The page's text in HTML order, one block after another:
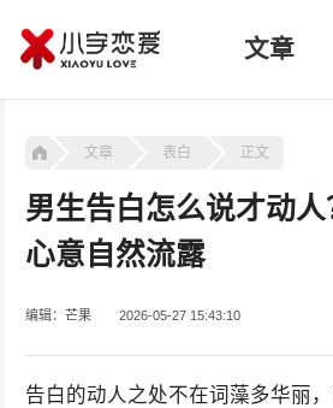
文章
文章 表白 正文
男生告白怎么说才动
心意自然流露
编辑：芒果 2026-05-27 15:43:10
告白的动人之处不在词藻多华丽